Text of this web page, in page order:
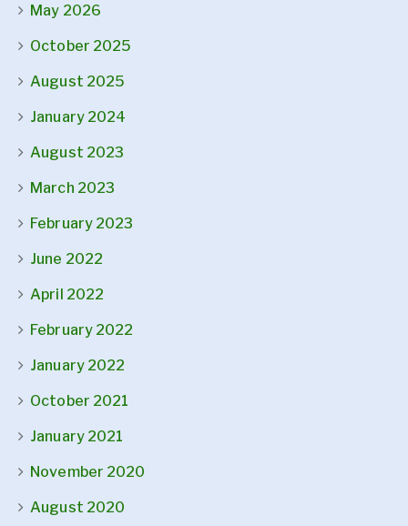
May 2026
October 2025
August 2025
January 2024
August 2023
March 2023
February 2023
June 2022
April 2022
February 2022
January 2022
October 2021
January 2021
November 2020
August 2020